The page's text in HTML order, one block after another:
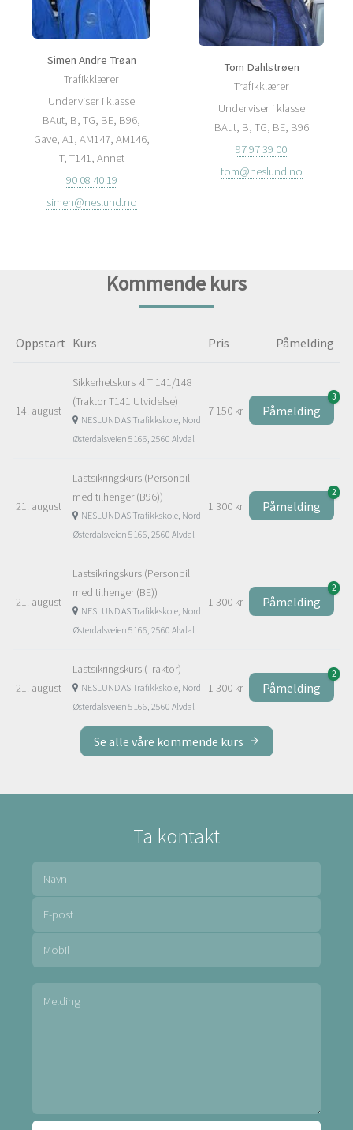
Simen Andre Trøan
Trafikklærer
Underviser i klasse
BAut, B, TG, BE, B96,
Gave, A1, AM147, AM146,
T, T141, Annet
90 08 40 19
simen@neslund.no
Tom Dahlstrøen
Trafikklærer
Underviser i klasse
BAut, B, TG, BE, B96
97 97 39 00
tom@neslund.no
Kommende kurs
Oppstart Kurs Pris Påmelding
14. august
Sikkerhetskurs kl T 141/148
(Traktor T141 Utvidelse)
NESLUND AS Trafikkskole, Nord
Østerdalsveien 5166, 2560 Alvdal
7 150 kr Påmelding
3
21. august
Lastsikringskurs (Personbil
med tilhenger (B96))
NESLUND AS Trafikkskole, Nord
Østerdalsveien 5166, 2560 Alvdal
1 300 kr Påmelding
2
21. august
Lastsikringskurs (Personbil
med tilhenger (BE))
NESLUND AS Trafikkskole, Nord
Østerdalsveien 5166, 2560 Alvdal
1 300 kr Påmelding
2
21. august
Lastsikringskurs (Traktor)
NESLUND AS Trafikkskole, Nord
Østerdalsveien 5166, 2560 Alvdal
1 300 kr Påmelding
2
Se alle våre kommende kurs
Ta kontakt